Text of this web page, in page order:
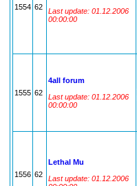
1554 62
Last update: 01.12.2006
00:00:00
1555 62
4all forum
Last update: 01.12.2006
00:00:00
1556 62
Lethal Mu
Last update: 01.12.2006